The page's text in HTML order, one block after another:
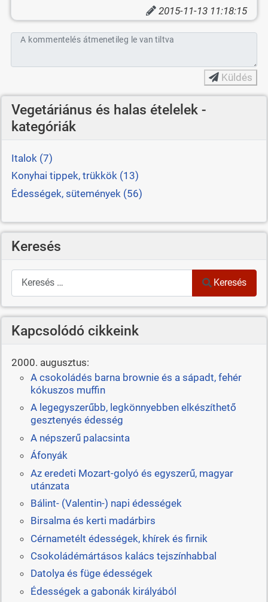
2015-11-13 11:18:15
A kommentelés átmenetileg le van tiltva
Küldés
Vegetáriánus és halas ételelek -
kategóriák
Italok (7)
Konyhai tippek, trükkök (13)
Édességek, sütemények (56)
Keresés
Keresés
Keresés
Kapcsolódó cikkeink
2000. augusztus:
A csokoládés barna brownie és a sápadt, fehér
kókuszos muffin
A legegyszerűbb, legkönnyebben elkészíthető
gesztenyés édesség
A népszerű palacsinta
Áfonyák
Az eredeti Mozart-golyó és egyszerű, magyar
utánzata
Bálint- (Valentin-) napi édességek
Birsalma és kerti madárbirs
Cérnametélt édességek, khírek és firnik
Csokoládémártásos kalács tejszínhabbal
Datolya és füge édességek
Édességek a gabonák királyából